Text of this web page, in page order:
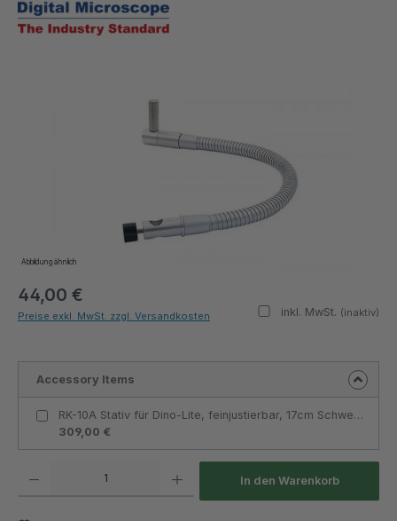
Abbildung ähnlich
44,00 €
inkl. MwSt. (inaktiv)
Preise exkl. MwSt. zzgl. Versandkosten
Accessory Items
RK-10A Stativ für Dino-Lite, feinjustierbar, 17cm Schwenkarm, Schnellspannknopf, Metallbauweise - Dino-Lite
309,00 €
In den Warenkorb